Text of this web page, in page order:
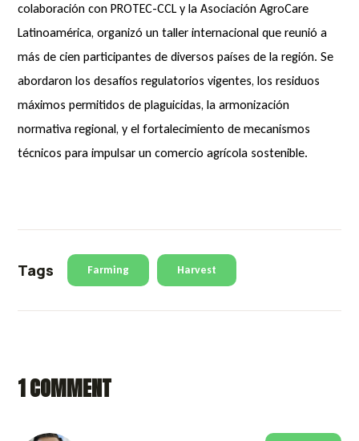
colaboración con PROTEC-CCL y la Asociación AgroCare
Latinoamérica, organizó un taller internacional que reunió a
más de cien participantes de diversos países de la región. Se
abordaron los desafíos regulatorios vigentes, los residuos
máximos permitidos de plaguicidas, la armonización
normativa regional, y el fortalecimiento de mecanismos
técnicos para impulsar un comercio agrícola sostenible.
Tags Farming Harvest
1 COMMENT